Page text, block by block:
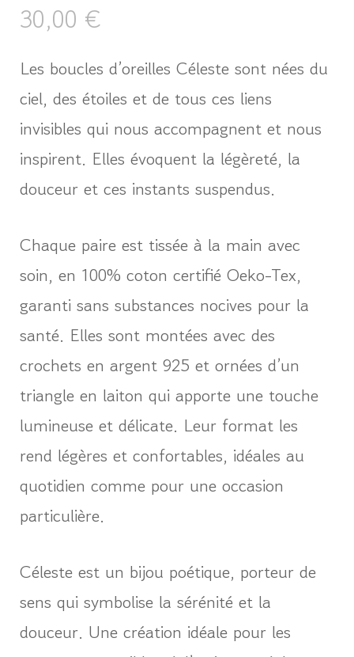
30,00 €
Les boucles d’oreilles Céleste sont nées du
ciel, des étoiles et de tous ces liens
invisibles qui nous accompagnent et nous
inspirent. Elles évoquent la légèreté, la
douceur et ces instants suspendus.
Chaque paire est tissée à la main avec
soin, en 100% coton certifié Oeko-Tex,
garanti sans substances nocives pour la
santé. Elles sont montées avec des
crochets en argent 925 et ornées d’un
triangle en laiton qui apporte une touche
lumineuse et délicate. Leur format les
rend légères et confortables, idéales au
quotidien comme pour une occasion
particulière.
Céleste est un bijou poétique, porteur de
sens qui symbolise la sérénité et la
douceur. Une création idéale pour les